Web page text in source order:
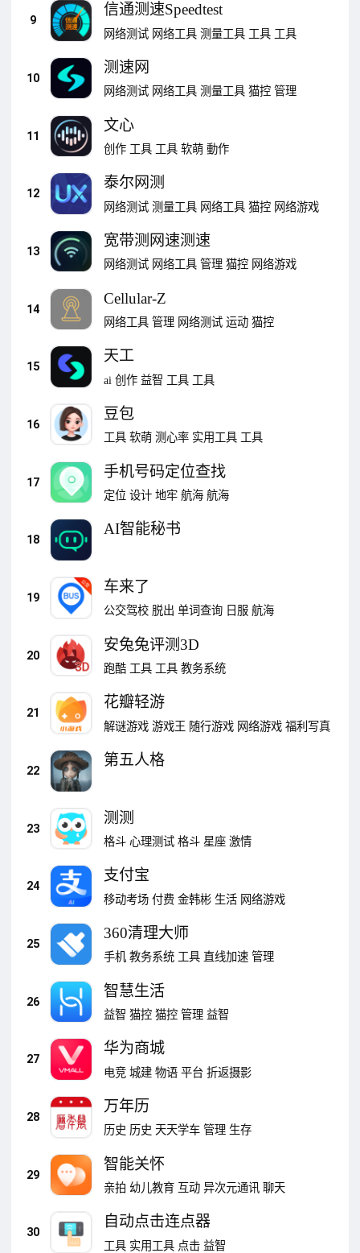
9
信通测速Speedtest
网络测试 网络工具 测量工具 工具 工具
10
测速网
网络测试 网络工具 测量工具 猫控 管理
11
文心
创作 工具 工具 软萌 動作
12
泰尔网测
网络测试 测量工具 网络工具 猫控 网络游戏
13
宽带测网速测速
网络测试 网络工具 管理 猫控 网络游戏
14
Cellular-Z
网络工具 管理 网络测试 运动 猫控
15
天工
ai 创作 益智 工具 工具
16
豆包
工具 软萌 测心率 实用工具 工具
17
手机号码定位查找
定位 设计 地牢 航海 航海
18
AI智能秘书
19
车来了
公交驾校 脱出 单词查询 日服 航海
20
安兔兔评测3D
跑酷 工具 工具 教务系统
21
花瓣轻游
解谜游戏 游戏王 随行游戏 网络游戏 福利写真
22
第五人格
23
测测
格斗 心理测试 格斗 星座 激情
24
支付宝
移动考场 付费 金韩彬 生活 网络游戏
25
360清理大师
手机 教务系统 工具 直线加速 管理
26
智慧生活
益智 猫控 猫控 管理 益智
27
华为商城
电竞 城建 物语 平台 折返摄影
28
万年历
历史 历史 天天学车 管理 生存
29
智能关怀
亲拍 幼儿教育 互动 异次元通讯 聊天
30
自动点击连点器
工具 实用工具 点击 益智